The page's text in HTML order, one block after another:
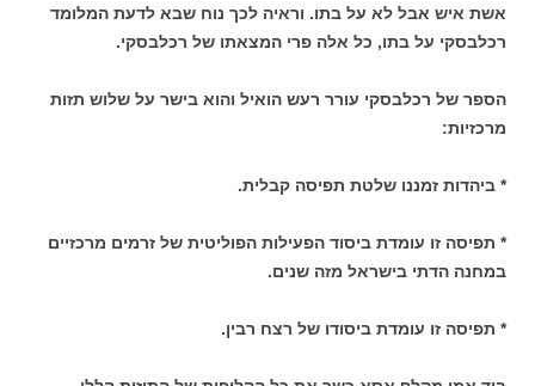
אשת איש אבל לא על בתו. וראיה לכך נוח שבא לדעת המלומד
רכלבסקי על בתו, כל אלה פרי המצאתו של רכלבסקי.
הספר של רכלבסקי עורר רעש הואיל והוא בישר על שלוש תזות
מרכזיות:
* ביהדות זמננו שלטת תפיסה קבלית.
* תפיסה זו עומדת ביסוד הפעילות הפוליטית של זרמים מרכזיים
במחנה הדתי בישראל מזה שנים.
* תפיסה זו עומדת ביסודו של רצח רבין.